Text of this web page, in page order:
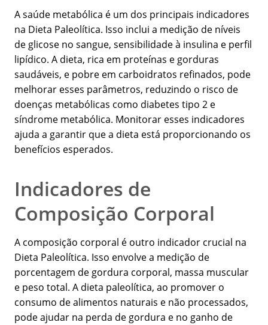
A saúde metabólica é um dos principais indicadores
na Dieta Paleolítica. Isso inclui a medição de níveis
de glicose no sangue, sensibilidade à insulina e perfil
lipídico. A dieta, rica em proteínas e gorduras
saudáveis, e pobre em carboidratos refinados, pode
melhorar esses parâmetros, reduzindo o risco de
doenças metabólicas como diabetes tipo 2 e
síndrome metabólica. Monitorar esses indicadores
ajuda a garantir que a dieta está proporcionando os
benefícios esperados.
Indicadores de
Composição Corporal
A composição corporal é outro indicador crucial na
Dieta Paleolítica. Isso envolve a medição de
porcentagem de gordura corporal, massa muscular
e peso total. A dieta paleolítica, ao promover o
consumo de alimentos naturais e não processados,
pode ajudar na perda de gordura e no ganho de